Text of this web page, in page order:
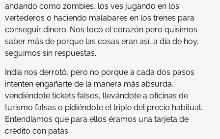
andando como zombies, los ves jugando en los
vertederos o haciendo malabares en los trenes para
conseguir dinero. Nos tocó el corazón pero quisimos
saber más de porque las cosas eran así, a día de hoy,
seguimos sin respuestas.
India nos derrotó, pero no porque a cada dos pasos
intenten engañarte de la manera más absurda,
vendiéndote tickets falsos, llevándote a oficinas de
turismo falsas o pidiéndote el triple del precio habitual.
Entendíamos que para ellos éramos una tarjeta de
crédito con patas.